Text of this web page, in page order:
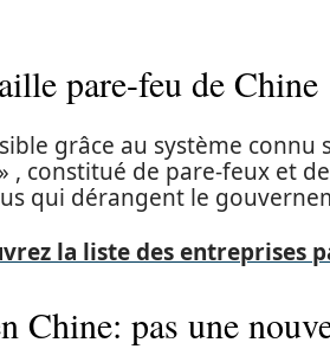
pare-feu de Chine
grâce au système
, constitué de pare-feux et
qui dérangent le
la liste des entreprises
Chine: pas une